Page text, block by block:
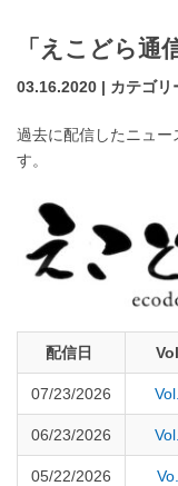
「えこどら通
03.16.2020 | カテゴリ
過去に配信したニュ
す。
配信日
07/23/2026
06/23/2026
05/22/2026